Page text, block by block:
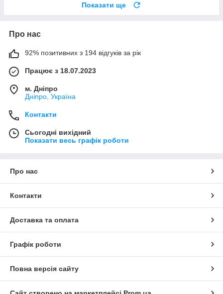
Показати ще
Про нас
92% позитивних з 194 відгуків за рік
Працює з 18.07.2023
м. Дніпро
Дніпро, Україна
Контакти
Сьогодні вихідний
Показати весь графік роботи
Про нас
Контакти
Доставка та оплата
Графік роботи
Повна версія сайту